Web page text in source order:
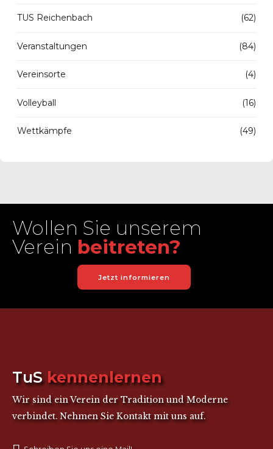
TUS Reichenbach (62)
Veranstaltungen (84)
Vereinsorte (4)
Volleyball (16)
Wettkämpfe (49)
Wollen Sie unserem
Verein beitreten?
Jetzt informieren
TuS kennenlernen
Wir sind ein Verein der Tradition und Moderne
verbindet. Nehmen Sie Kontakt mit uns auf.